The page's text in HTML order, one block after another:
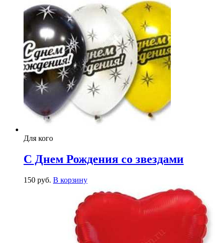
Для кого
С Днем Рождения со звездами
150 руб. В корзину